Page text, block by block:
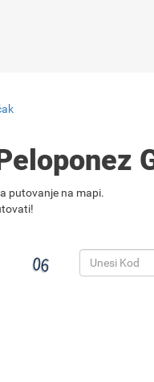
putovanje na mapi.